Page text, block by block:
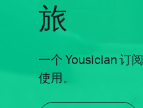
旅
一个 Yousician 订
使用。